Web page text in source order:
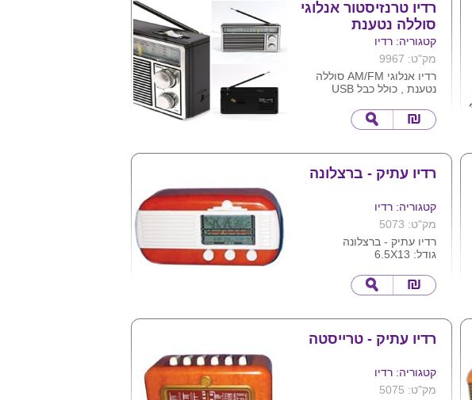
רדיו טרנזיסטור אנלוגי
סוללה נטענת
קטגוריה: רדיו
מק"ט: 9967
רדיו אנלוגי AM/FM סוללה
נטענת , כולל כבל USB
ניתן להדפיס לוגו ע"ג המוצר
רדיו עתיק - ברצלונה
קטגוריה: רדיו
מק"ט: 5073
רדיו עתיק - ברצלונה
גודל: 6.5X13
רדיו עתיק - טרייסטה
קטגוריה: רדיו
מק"ט: 5075